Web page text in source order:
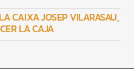
CAIXA JOSEP VILARASAU,
LA CAJA